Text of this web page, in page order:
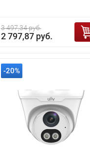
3 497,34 руб.
2 797,87 руб.
-20%